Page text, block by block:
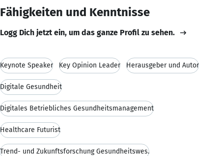
Fähigkeiten und Kenntnisse
Logg Dich jetzt ein, um das ganze Profil zu sehen.
Keynote Speaker Key Opinion Leader Herausgeber und Autor
Digitale Gesundheit
Digitales Betriebliches Gesundheitsmanagement
Healthcare Futurist
Trend- und Zukunftsforschung Gesundheitswes.